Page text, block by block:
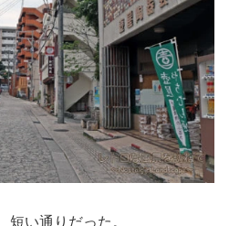
短い通りだった。